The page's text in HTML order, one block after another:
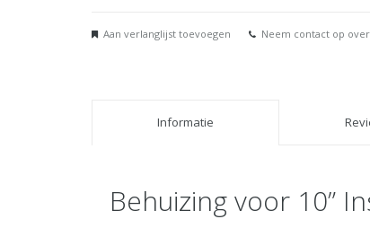
Aan verlanglijst toevoegen Neem contact op
Informatie
Behuizing voor 10”